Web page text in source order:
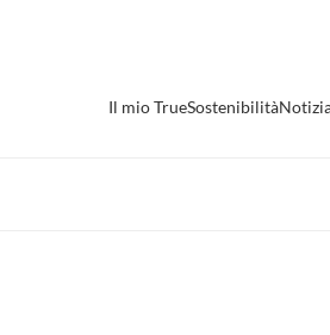
Il mio TrueSostenibilità